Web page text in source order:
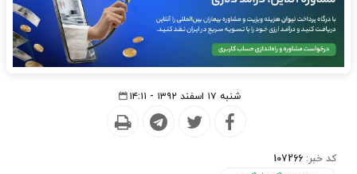
شنبه ۱۷ اسفند ۱۳۹۲ - ۱۴:۱۱
کد خبر: 107266